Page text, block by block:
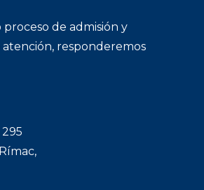
de admisión y
responderemos